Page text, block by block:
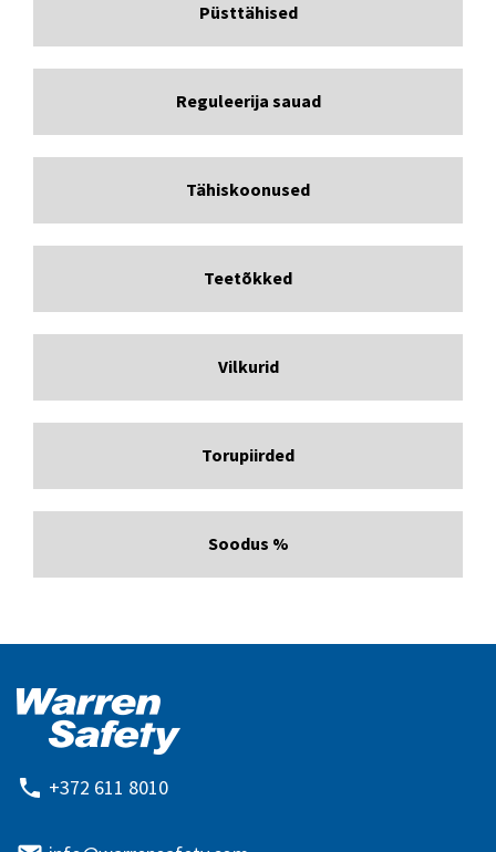
Püsttähised
Reguleerija sauad
Tähiskoonused
Teetõkked
Vilkurid
Torupiirded
Soodus %
+372 611 8010